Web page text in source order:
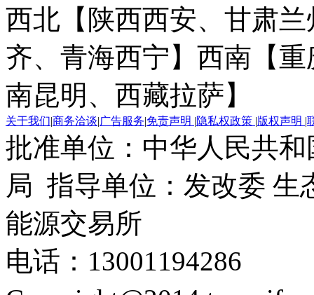
西北【陕西西安、甘肃
齐、青海西宁】 西南【
南昆明、西藏拉萨】
关于我们|商务洽谈|广告服务|免责声明 |隐私权政策 |版权声明 |
批准单位：中华人民共
局 指导单位：发改委 生
能源交易所
电话：13001194286